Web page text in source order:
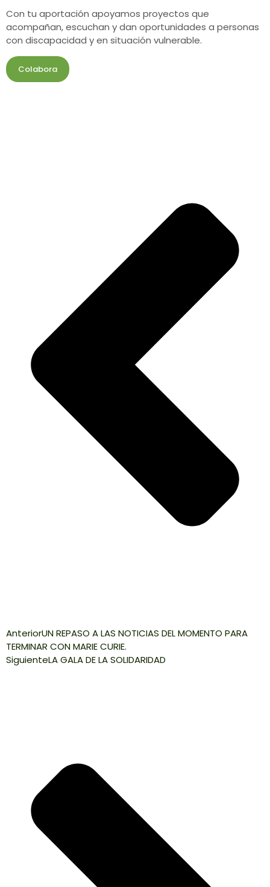
Con tu aportación apoyamos proyectos que
acompañan, escuchan y dan oportunidades a personas
con discapacidad y en situación vulnerable.
Colabora
AnteriorUN REPASO A LAS NOTICIAS DEL MOMENTO PARA
TERMINAR CON MARIE CURIE.
SiguienteLA GALA DE LA SOLIDARIDAD